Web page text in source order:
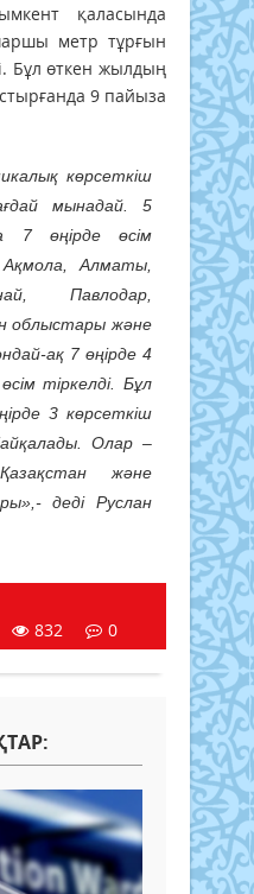
қаласында
метр тұрғын
Бұл өткен жылдың
9 пайыза
көрсеткіш
мынадай. 5
7 өңірде өсім
Алматы,
Павлодар,
облыстары және
ақ 7 өңірде 4
тіркелді. Бұл
3 көрсеткіш
Олар –
және
деді Руслан
832 0